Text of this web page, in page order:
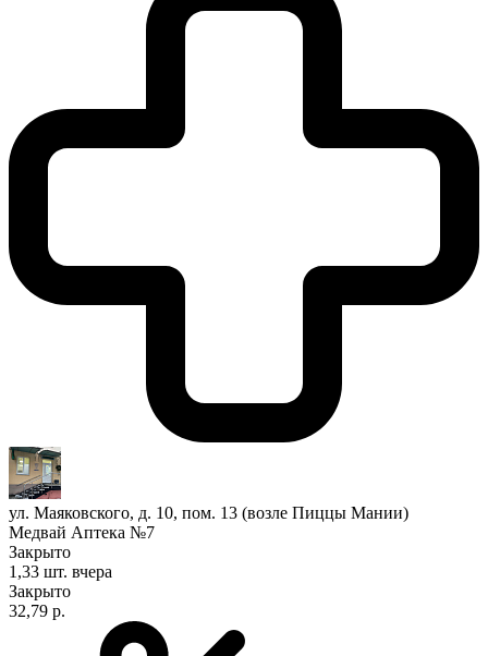
ул. Маяковского, д. 10, пом. 13 (возле Пиццы Мании)
Медвай Аптека №7
Закрыто
1,33 шт. вчера
Закрыто
32,79 р.